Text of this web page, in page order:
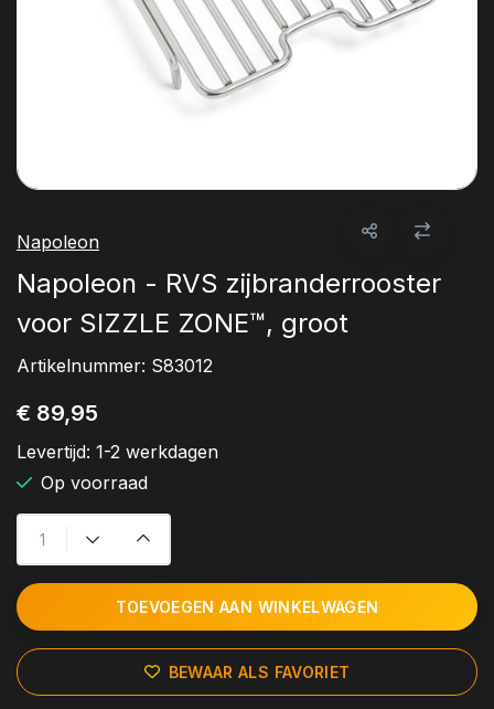
Napoleon
Napoleon - RVS zijbranderrooster
voor SIZZLE ZONE™, groot
Artikelnummer: S83012
€ 89,95
Levertijd: 1-2 werkdagen
Op voorraad
TOEVOEGEN AAN WINKELWAGEN
BEWAAR ALS FAVORIET